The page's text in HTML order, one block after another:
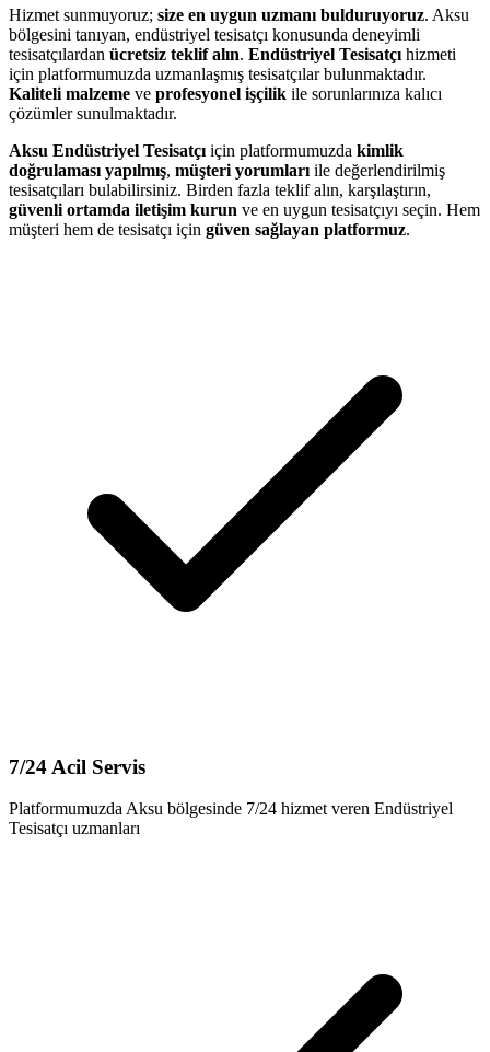
Hizmet sunmuyoruz; size en uygun uzmanı bulduruyoruz. Aksu
bölgesini tanıyan, endüstriyel tesisatçı konusunda deneyimli
tesisatçılardan ücretsiz teklif alın. Endüstriyel Tesisatçı hizmeti
için platformumuzda uzmanlaşmış tesisatçılar bulunmaktadır.
Kaliteli malzeme ve profesyonel işçilik ile sorunlarınıza kalıcı
çözümler sunulmaktadır.
Aksu Endüstriyel Tesisatçı için platformumuzda kimlik
doğrulaması yapılmış, müşteri yorumları ile değerlendirilmiş
tesisatçıları bulabilirsiniz. Birden fazla teklif alın, karşılaştırın,
güvenli ortamda iletişim kurun ve en uygun tesisatçıyı seçin. Hem
müşteri hem de tesisatçı için güven sağlayan platformuz.
7/24 Acil Servis
Platformumuzda Aksu bölgesinde 7/24 hizmet veren Endüstriyel
Tesisatçı uzmanları